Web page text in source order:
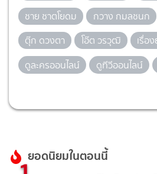
ชาย ชาตโยดม
กวาง กมลชนก
ตุ๊ก ดวงตา
โอ๊ต วรวุฒิ เรื่อ
ดูละครออนไลน์
ดูทีวีออนไลน์
ยอดนิยมในตอนนี้